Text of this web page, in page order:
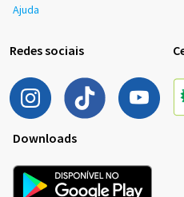
Ajuda
Redes sociais
Downloads